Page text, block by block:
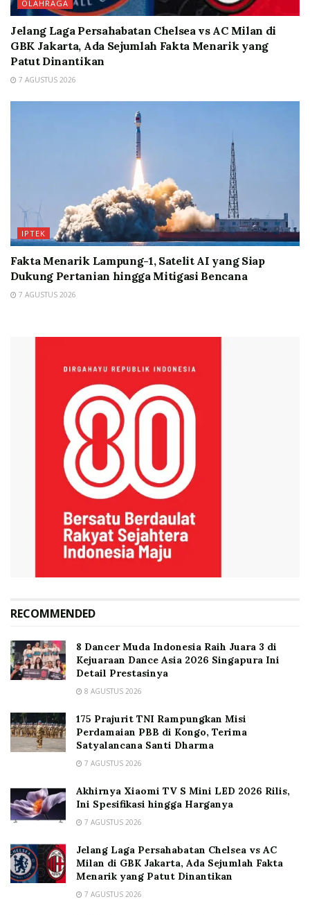
OLAHRAGA
Jelang Laga Persahabatan Chelsea vs AC Milan di
GBK Jakarta, Ada Sejumlah Fakta Menarik yang
Patut Dinantikan
7 AGUSTUS 2026
IPTEK
Fakta Menarik Lampung-1, Satelit AI yang Siap
Dukung Pertanian hingga Mitigasi Bencana
7 AGUSTUS 2026
RECOMMENDED
8 Dancer Muda Indonesia Raih Juara 3 di
Kejuaraan Dance Asia 2026 Singapura Ini
Detail Prestasinya
8 AGUSTUS 2026
175 Prajurit TNI Rampungkan Misi
Perdamaian PBB di Kongo, Terima
Satyalancana Santi Dharma
7 AGUSTUS 2026
Akhirnya Xiaomi TV S Mini LED 2026 Rilis,
Ini Spesifikasi hingga Harganya
7 AGUSTUS 2026
Jelang Laga Persahabatan Chelsea vs AC
Milan di GBK Jakarta, Ada Sejumlah Fakta
Menarik yang Patut Dinantikan
7 AGUSTUS 2026